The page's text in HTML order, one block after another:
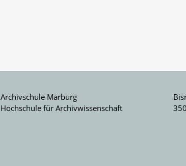
Archivschule Marburg
Hochschule für Archivwissenschaft